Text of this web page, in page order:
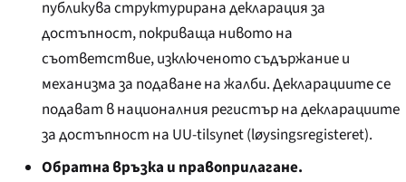
публикува структурирана декларация за
достъпност, покриваща нивото на
съответствие, изключеното съдържание и
механизма за подаване на жалби. Декларациите се
подават в националния регистър на декларациите
за достъпност на UU-tilsynet (løysingsregisteret).
Обратна връзка и правоприлагане.